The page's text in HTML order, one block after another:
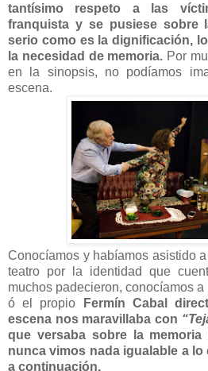
tantísimo respeto a las
franquista y se pusiese sobre
serio como es la dignificación,
la necesidad de memoria. Por
en la sinopsis, no podíamos
escena.
Conocíamos y habíamos asistido
teatro por la identidad que
muchos padecieron, conocíamos
ó el propio
Fermín Cabal
escena nos maravillaba con
que versaba sobre la
nunca vimos nada igualable a
a continuación.